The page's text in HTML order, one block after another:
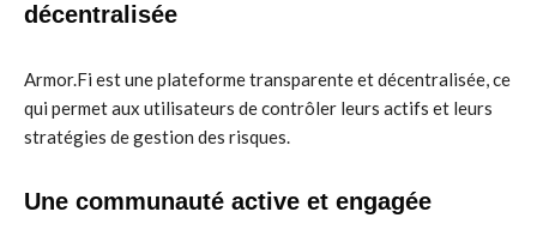
décentralisée
Armor.Fi est une plateforme transparente et décentralisée, ce
qui permet aux utilisateurs de contrôler leurs actifs et leurs
stratégies de gestion des risques.
Une communauté active et engagée